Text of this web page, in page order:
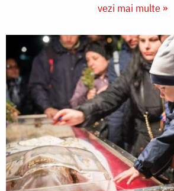
vezi mai multe »